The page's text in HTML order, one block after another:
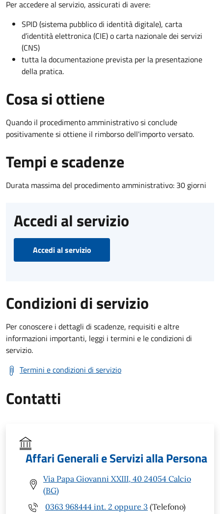
Per accedere al servizio, assicurati di avere:
SPID (sistema pubblico di identità digitale), carta
d’identità elettronica (CIE) o carta nazionale dei servizi
(CNS)
tutta la documentazione prevista per la presentazione
della pratica.
Cosa si ottiene
Quando il procedimento amministrativo si conclude
positivamente si ottiene il rimborso dell'importo versato.
Tempi e scadenze
Durata massima del procedimento amministrativo: 30 giorni
Accedi al servizio
Accedi al servizio
Condizioni di servizio
Per conoscere i dettagli di scadenze, requisiti e altre
informazioni importanti, leggi i termini e le condizioni di
servizio.
Termini e condizioni di servizio
Contatti
Affari Generali e Servizi alla Persona
Via Papa Giovanni XXIII, 40 24054 Calcio
(BG)
0363 968444 int. 2 oppure 3 (Telefono)